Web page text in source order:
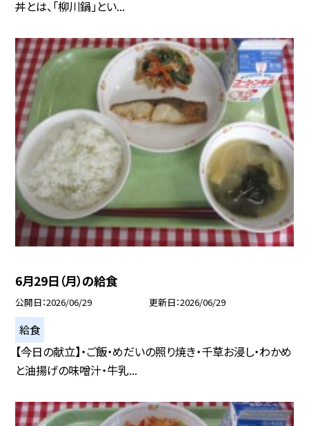
丼とは、「柳川鍋」とい...
6月29日（月）の給食
公開日 2026/06/29 更新日 2026/06/29
給食
【今日の献立】・ご飯・めだいの照り焼き・千草お浸し・わかめ
と油揚げの味噌汁・牛乳...